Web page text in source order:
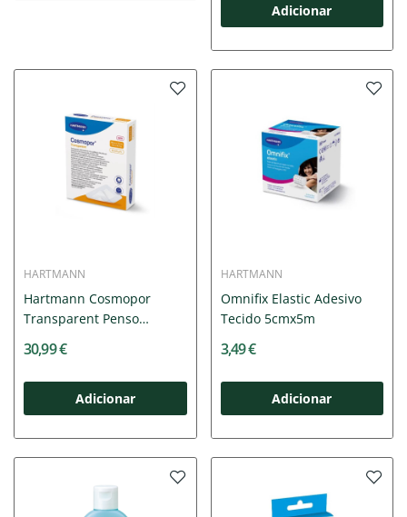
Adicionar
HARTMANN
Hartmann Cosmopor
Transparent Penso
30,99 €
Adicionar
HARTMANN
Omnifix Elastic Adesivo
Tecido 5cmx5m
3,49 €
Adicionar